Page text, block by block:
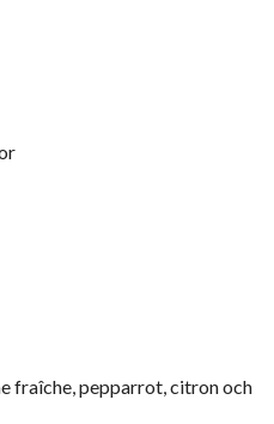
fraîche, pepparrot, citron och